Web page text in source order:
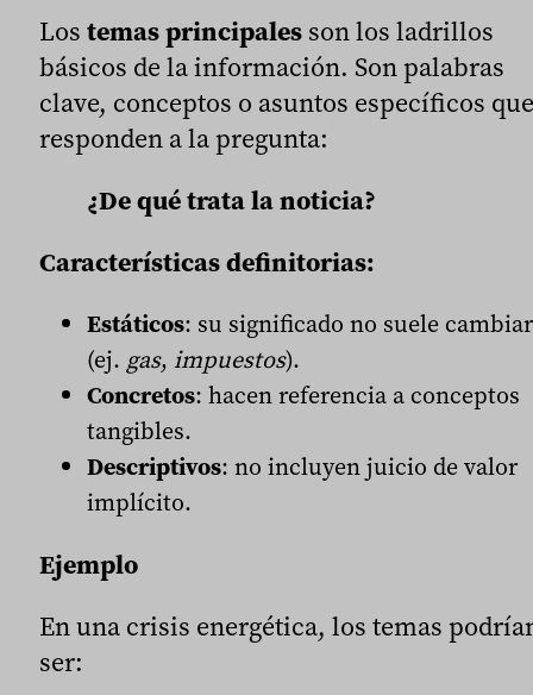
Los temas principales son los ladrillos
básicos de la información. Son palabras
clave, conceptos o asuntos específicos que
responden a la pregunta:
¿De qué trata la noticia?
Características definitorias:
Estáticos: su significado no suele cambiar
(ej. gas, impuestos).
Concretos: hacen referencia a conceptos
tangibles.
Descriptivos: no incluyen juicio de valor
implícito.
Ejemplo
En una crisis energética, los temas
ser: